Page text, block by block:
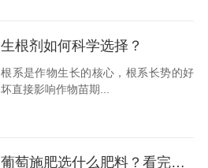
生根剂如何科学选择？
根系是作物生长的核心，根系长势的好
坏直接影响作物苗期...
葡萄施肥选什么肥料？看完就懂！